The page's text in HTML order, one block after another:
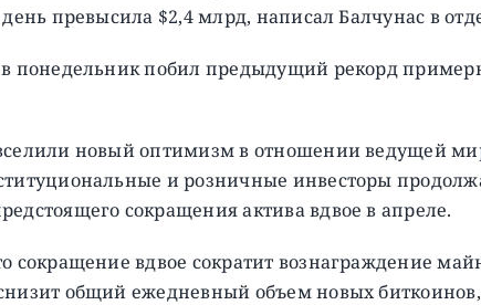
превысила $2,4 млрд, написал Балчунас в
в понедельник побил предыдущий рекорд
новый оптимизм в отношении ведущей
и розничные инвесторы
сокращения актива вдвое в апреле.
сокращение вдвое сократит вознаграждение
общий ежедневный объем новых